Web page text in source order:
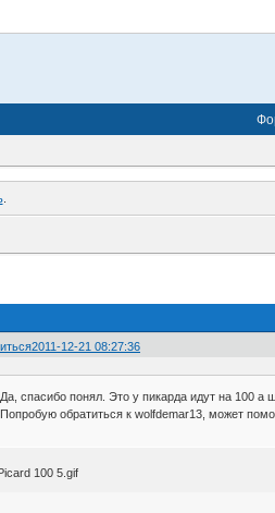
.
2011-12-21 08:27:36
Да, спасибо понял. Это у пикарда идут на 100 а
Попробую обратиться к wolfdemar13, может
100 5.gif